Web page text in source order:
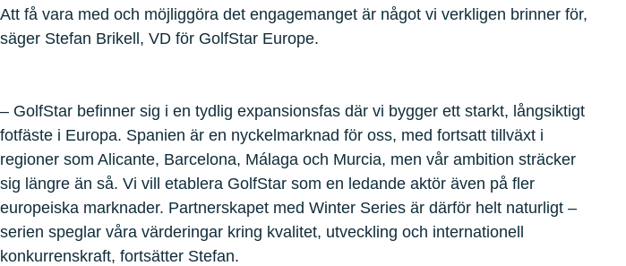
Att få vara med och möjliggöra det engagemanget är något vi verkligen brinner för,
säger Stefan Brikell, VD för GolfStar Europe.
– GolfStar befinner sig i en tydlig expansionsfas där vi bygger ett starkt, långsiktigt
fotfäste i Europa. Spanien är en nyckelmarknad för oss, med fortsatt tillväxt i
regioner som Alicante, Barcelona, Málaga och Murcia, men vår ambition sträcker
sig längre än så. Vi vill etablera GolfStar som en ledande aktör även på fler
europeiska marknader. Partnerskapet med Winter Series är därför helt naturligt –
serien speglar våra värderingar kring kvalitet, utveckling och internationell
konkurrenskraft, fortsätter Stefan.